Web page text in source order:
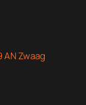
AN Zwaag